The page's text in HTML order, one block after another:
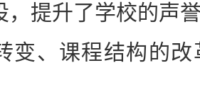
，提升了学校的声
变、课程结构的